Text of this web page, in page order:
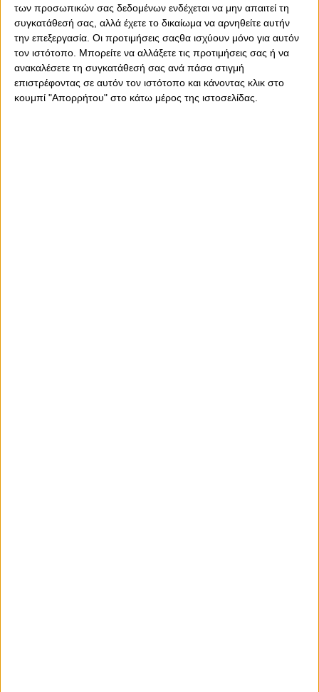
των προσωπικών σας δεδομένων ενδέχεται να μην απαιτεί τη
συγκατάθεσή σας, αλλά έχετε το δικαίωμα να αρνηθείτε αυτήν
την επεξεργασία. Οι προτιμήσεις σαςθα ισχύουν μόνο για αυτόν
τον ιστότοπο. Μπορείτε να αλλάξετε τις προτιμήσεις σας ή να
ανακαλέσετε τη συγκατάθεσή σας ανά πάσα στιγμή
επιστρέφοντας σε αυτόν τον ιστότοπο και κάνοντας κλικ στο
κουμπί "Απορρήτου" στο κάτω μέρος της ιστοσελίδας.
Πάμε να δούμε την ενδεκάδα, την οποία επέλεξε στο
τέρμα ο Τζολάκης, στην άμυνα, από δεξιά προς αριστερά
οι Ροντινέι, Μπιανκόν, Κάρμο και Ορτέγκα. Στο κέντρο οι
Έσε, Γκαρθία, ως κεντρικοί χαφ. Μπροστά τους τριάδα οι
Βέλντε (δεξιά), Ζέλσον (αριστερά) και Τσικίνιο
(ελεύθερος κοντά στον σέντερ φορ). Στην κορυφή της
επίθεσης ο Ελ Κααμπί!